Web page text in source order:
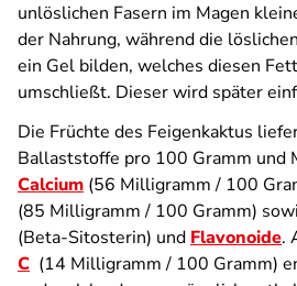
unlöslichen Fasern im Magen
der Nahrung, während die
ein Gel bilden, welches diesen
umschließt. Dieser wird später
Die Früchte des Feigenkaktus
Ballaststoffe pro 100 Gramm und
Calcium (56 Milligramm / 100
(85 Milligramm / 100 Gramm)
(Beta-Sitosterin) und Flavonoide.
C (14 Milligramm / 100 Gramm)